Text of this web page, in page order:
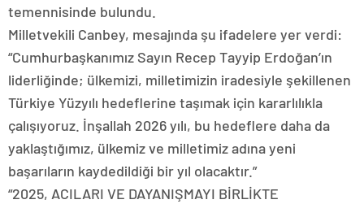
temennisinde bulundu.
Milletvekili Canbey, mesajında şu ifadelere yer verdi:
“Cumhurbaşkanımız Sayın Recep Tayyip Erdoğan’ın
liderliğinde; ülkemizi, milletimizin iradesiyle şekillenen
Türkiye Yüzyılı hedeflerine taşımak için kararlılıkla
çalışıyoruz. İnşallah 2026 yılı, bu hedeflere daha da
yaklaştığımız, ülkemiz ve milletimiz adına yeni
başarıların kaydedildiği bir yıl olacaktır.”
“2025, ACILARI VE DAYANIŞMAYI BİRLİKTE